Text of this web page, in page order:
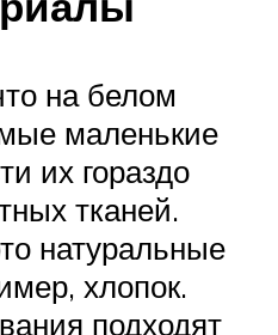
на белом
маленькие
их гораздо
тканей.
натуральные
хлопок.
подходят